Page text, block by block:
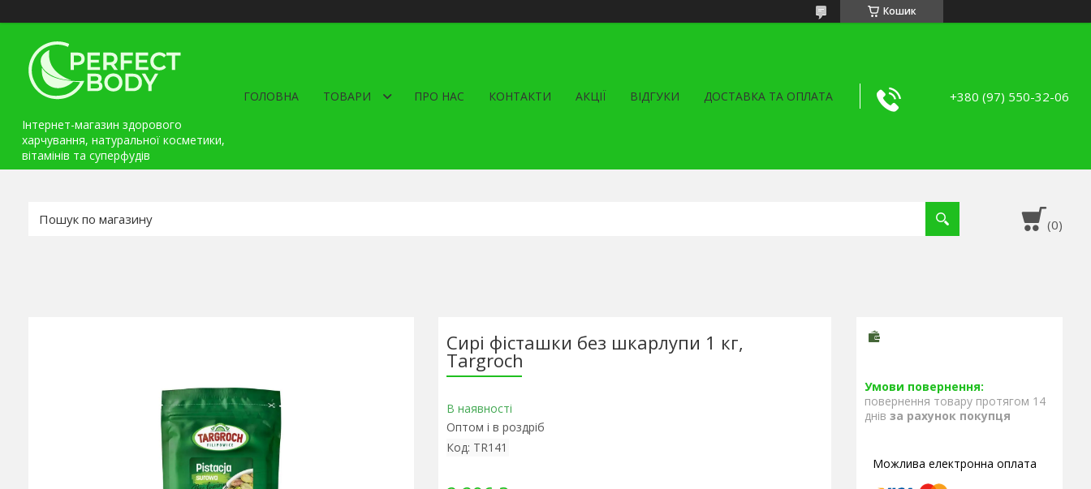
Кошик
Інтернет-магазин здорового
харчування, натуральної косметики,
вітамінів та cуперфудів
ГОЛОВНА ТОВАРИ ПРО НАС КОНТАКТИ АКЦІЇ ВІДГУКИ ДОСТАВКА ТА ОПЛАТА +380 (97) 550-32-06
Сирі фісташки без шкарлупи 1 кг,
Targroch
В наявності
Оптом і в роздріб
Код: TR141
повернення товару протягом 14
днів за рахунок покупця